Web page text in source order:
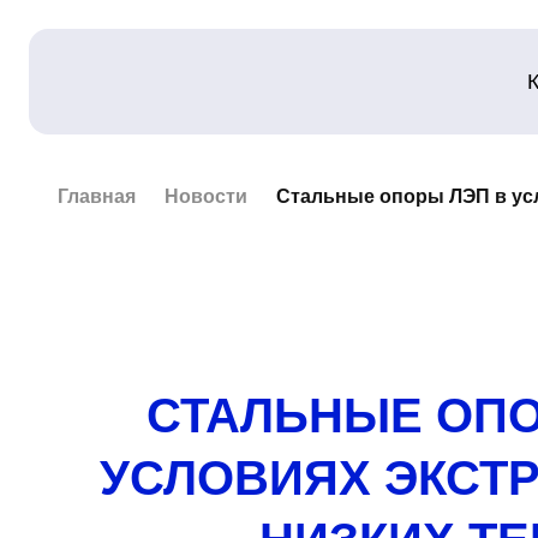
Главная Новости Стальные опоры ЛЭП в
СТАЛЬНЫЕ
УСЛОВИЯХ